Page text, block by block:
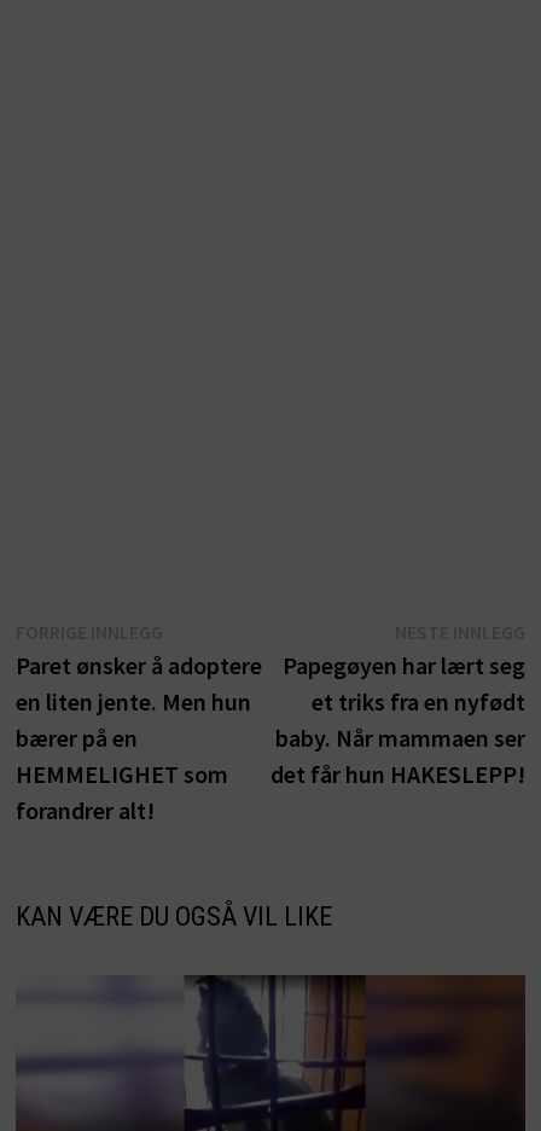
innlegg:
Paret ønsker å adoptere
en liten jente. Men hun
bærer på en
HEMMELIGHET som
forandrer alt!
Papegøyen har lært seg
et triks fra en nyfødt
baby. Når mammaen ser
det får hun HAKESLEPP!
KAN VÆRE DU OGSÅ VIL LIKE